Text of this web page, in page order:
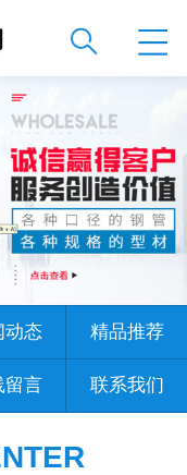
动态 精品推荐
留言 联系我们